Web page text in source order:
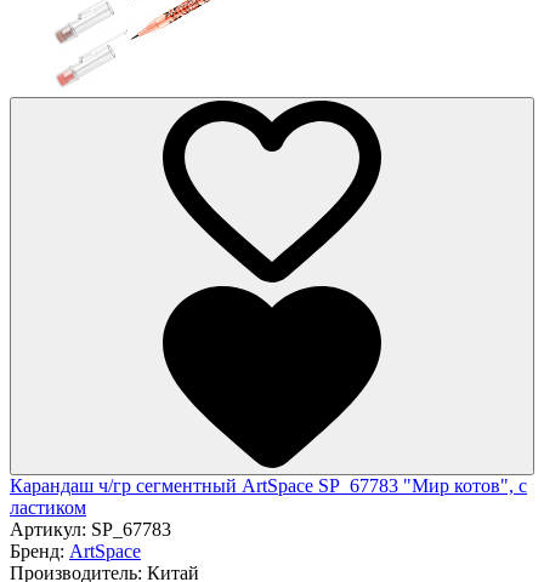
Карандаш ч/гр сегментный ArtSpace SP_67783 "Мир котов", с
ластиком
Артикул: SP_67783
Бренд: ArtSpace
Производитель: Китай